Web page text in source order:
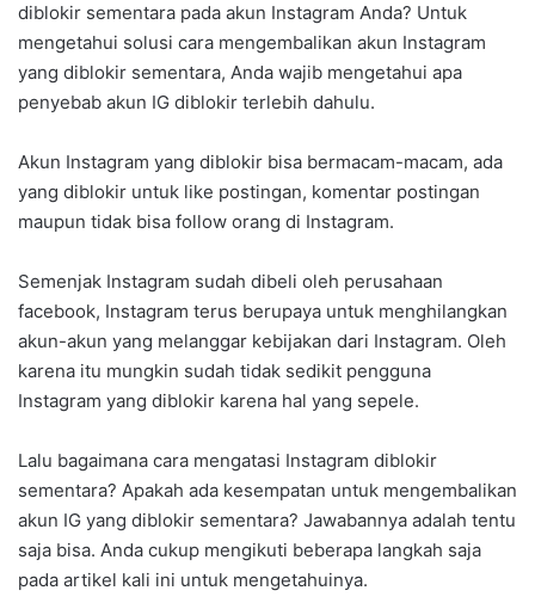
diblokir sementara pada akun Instagram Anda? Untuk
mengetahui solusi cara mengembalikan akun Instagram
yang diblokir sementara, Anda wajib mengetahui apa
penyebab akun IG diblokir terlebih dahulu.
Akun Instagram yang diblokir bisa bermacam-macam, ada
yang diblokir untuk like postingan, komentar postingan
maupun tidak bisa follow orang di Instagram.
Semenjak Instagram sudah dibeli oleh perusahaan
facebook, Instagram terus berupaya untuk menghilangkan
akun-akun yang melanggar kebijakan dari Instagram. Oleh
karena itu mungkin sudah tidak sedikit pengguna
Instagram yang diblokir karena hal yang sepele.
Lalu bagaimana cara mengatasi Instagram diblokir
sementara? Apakah ada kesempatan untuk mengembalikan
akun IG yang diblokir sementara? Jawabannya adalah tentu
saja bisa. Anda cukup mengikuti beberapa langkah saja
pada artikel kali ini untuk mengetahuinya.